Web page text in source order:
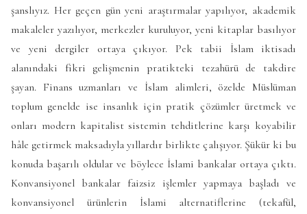
şanslıyız. Her geçen gün yeni araştırmalar yapılıyor, akademik
makaleler yazılıyor, merkezler kuruluyor, yeni kitaplar basılıyor
ve yeni dergiler ortaya çıkıyor. Pek tabii İslam iktisadı
alanındaki fikri gelişmenin pratikteki tezahürü de takdire
şayan. Finans uzmanları ve İslam alimleri, özelde Müslüman
toplum genelde ise insanlık için pratik çözümler üretmek ve
onları modern kapitalist sistemin tehditlerine karşı koyabilir
hâle getirmek maksadıyla yıllardır birlikte çalışıyor. Şükür ki bu
konuda başarılı oldular ve böylece İslami bankalar ortaya çıktı.
Konvansiyonel bankalar faizsiz işlemler yapmaya başladı ve
konvansiyonel ürünlerin İslami alternatiflerine (tekafül,